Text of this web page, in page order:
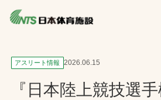
私たちの強み
ニュース
アスリート情報 2026.06.15
『日本陸上競技選